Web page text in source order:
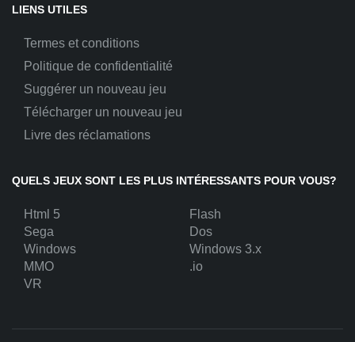
LIENS UTILES
Termes et conditions
Politique de confidentialité
Suggérer un nouveau jeu
Télécharger un nouveau jeu
Livre des réclamations
QUELS JEUX SONT LES PLUS INTÉRESSANTS POUR VOUS?
Html 5
Flash
Sega
Dos
Windows
Windows 3.x
MMO
.io
VR